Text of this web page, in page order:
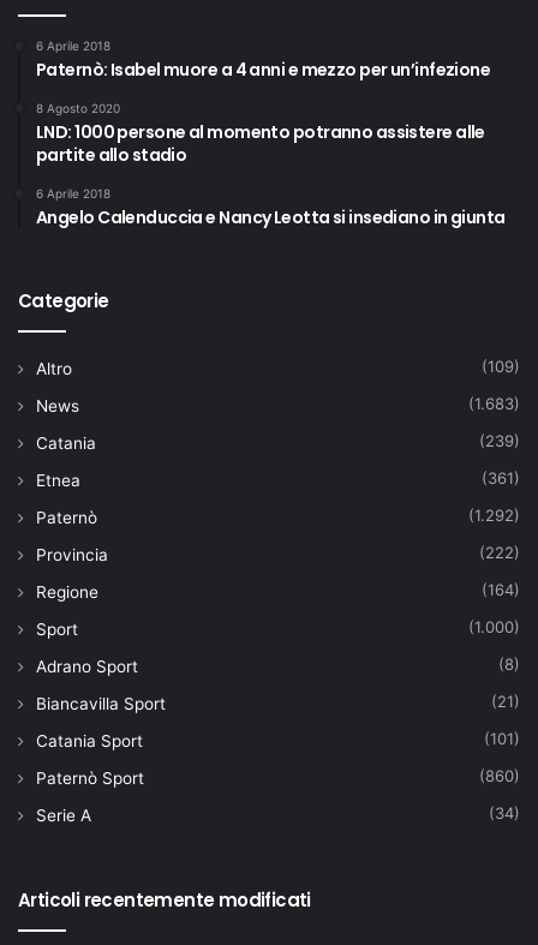
6 Aprile 2018
Paternò: Isabel muore a 4 anni e mezzo per un’infezione
8 Agosto 2020
LND: 1000 persone al momento potranno assistere alle
partite allo stadio
6 Aprile 2018
Angelo Calenduccia e Nancy Leotta si insediano in giunta
Categorie
Altro (109)
News (1.683)
Catania (239)
Etnea (361)
Paternò (1.292)
Provincia (222)
Regione (164)
Sport (1.000)
Adrano Sport (8)
Biancavilla Sport (21)
Catania Sport (101)
Paternò Sport (860)
Serie A (34)
Articoli recentemente modificati